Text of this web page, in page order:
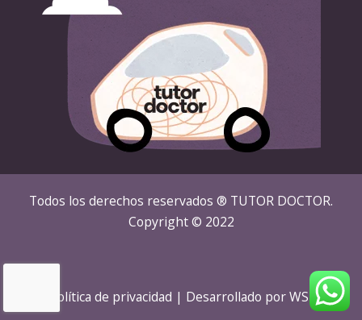
Todos los derechos reservados ® TUTOR DOCTOR.
Copyright © 2022
Política de privacidad | Desarrollado porWSI